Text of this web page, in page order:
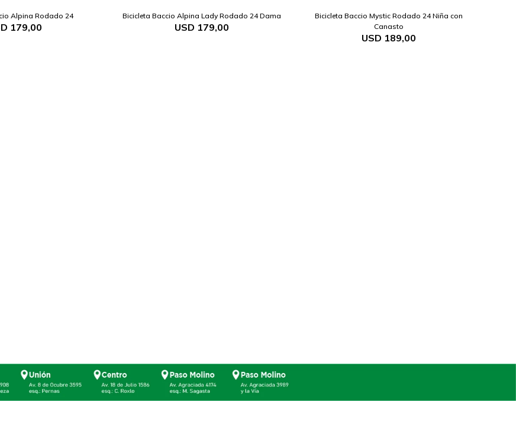
Alpina Rodado 24
179,00
Bicicleta Baccio Alpina Lady Rodado 24 Dama
USD 179,00
Bicicleta Baccio Mystic Rodado 24 Niña con
Canasto
USD 189,00